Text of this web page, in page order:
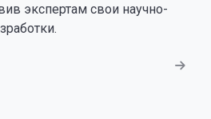
экспертам свои научно-